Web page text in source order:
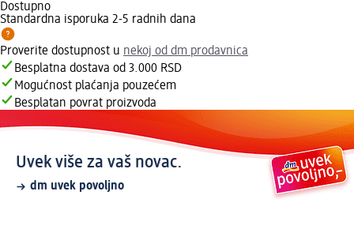
Dostupno
Standardna isporuka 2-5 radnih dana
Proverite dostupnost u nekoj od dm prodavnica
Besplatna dostava od 3.000 RSD
Mogućnost plaćanja pouzećem
Besplatan povrat proizvoda
Uvek više za vaš novac.
dm uvek povoljno